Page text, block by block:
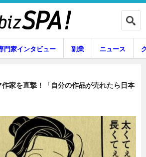
専門家インタビュー
門家インタビュー 副業 ニュース
家を直撃！「自分の作品が売れたら日本